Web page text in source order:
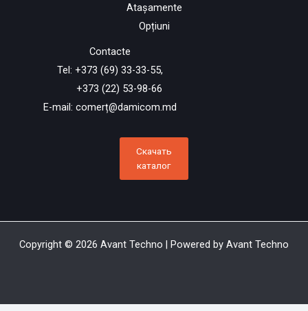
Atașamente
Opțiuni
Contacte
Tel: +373 (69) 33-33-55,
+373 (22) 53-98-66
E-mail: comerț@damicom.md
Скачать
каталог
Copyright © 2026 Avant Techno | Powered by Avant Techno